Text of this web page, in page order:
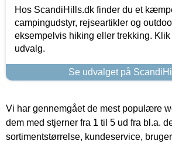
Hos ScandiHills.dk finder du et
campingudstyr, rejseartikler og
eksempelvis hiking eller trekking. Klik
udvalg.
Se udvalget på
Vi har gennemgået de mest populære
dem med stjerner fra 1 til 5 ud fra bl.a.
sortimentstørrelse, kundeservice,